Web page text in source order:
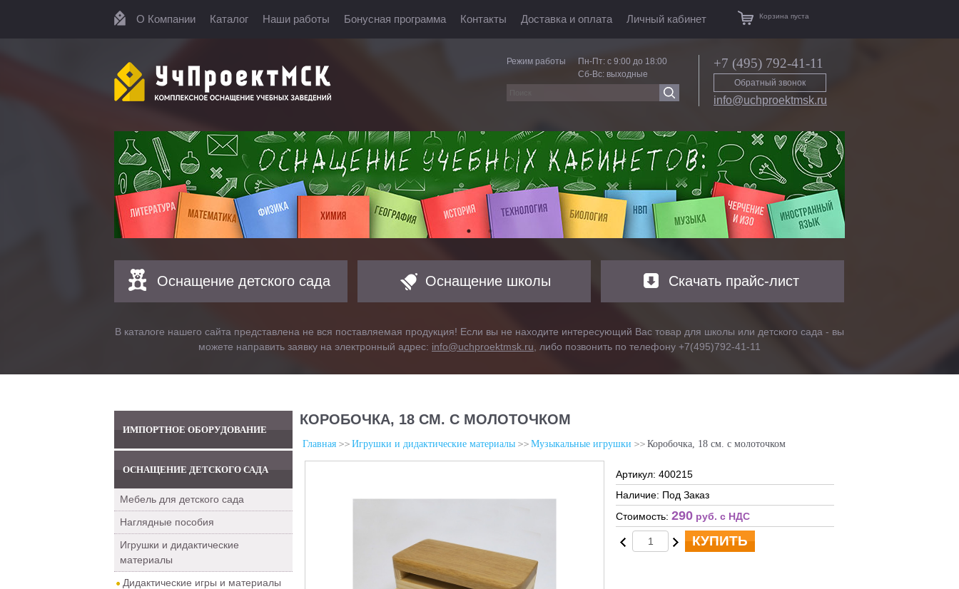
О Компании Каталог Наши работы Бонусная программа Контакты Доставка и оплата Личный кабинет Корзина пуста
Режим работы
Пн-Пт: с 9:00 до 18:00
Сб-Вс: выходные
+7 (495) 792-41-11
Обратный звонок
info@uchproektmsk.ru
Оснащение детского сада Оснащение школы Скачать прайс-лист
В каталоге нашего сайта представлена не вся поставляемая продукция! Если вы не находите интересующий Вас товар для школы или детского сада - вы
можете направить заявку на электронный адрес: info@uchproektmsk.ru , либо позвонить по телефону +7(495)792-41-11
ИМПОРТНОЕ ОБОРУДОВАНИЕ
ОСНАЩЕНИЕ ДЕТСКОГО САДА
Мебель для детского сада
Наглядные пособия
Игрушки и дидактические
материалы
Дидактические игры и материалы
КОРОБОЧКА, 18 СМ. С МОЛОТОЧКОМ
Главная Игрушки и дидактические материалы Музыкальные игрушки Коробочка, 18 см. с молоточком
Артикул: 400215
Наличие: Под Заказ
Стоимость: 290 руб. c НДС
КУПИТЬ